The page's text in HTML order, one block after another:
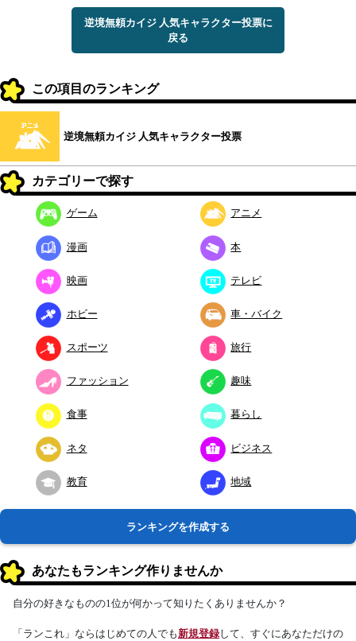
逆境無頼カイジ 人気キャラクター投票に
戻る
この項目のランキング
逆境無頼カイジ 人気キャラクター投票
カテゴリーで探す
ゲーム アニメ
漫画 本
映画 テレビ
ホビー 車・バイク
スポーツ 旅行
ファッション 趣味
食事 暮らし
ネタ ビジネス
教育 地域
ランキングを作成する
あなたもランキング作りませんか
自分の好きなものの1位が何かって知りたくありませんか？
「ランこれ」ならはじめての人でも新規登録して、すぐにあなただけの